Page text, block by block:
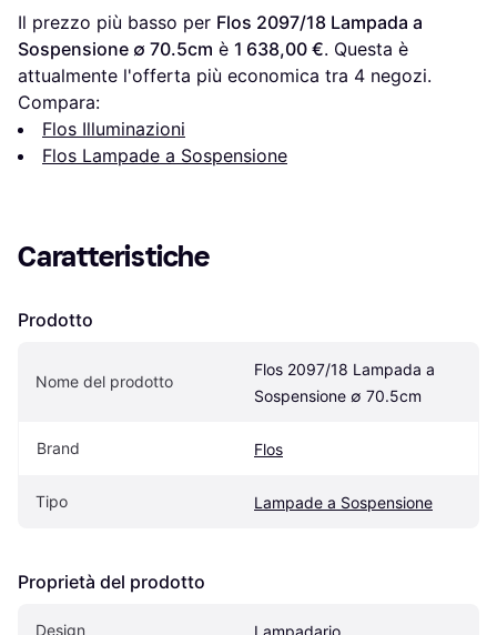
Il prezzo più basso per Flos 2097/18 Lampada a
Sospensione ∅ 70.5cm è 1 638,00 €. Questa è
attualmente l'offerta più economica tra 4 negozi.
Compara:
Flos Illuminazioni
Flos Lampade a Sospensione
Caratteristiche
Prodotto
Nome del prodotto
Flos 2097/18 Lampada a
Sospensione ∅ 70.5cm
Brand Flos
Tipo Lampade a Sospensione
Proprietà del prodotto
Design Lampadario